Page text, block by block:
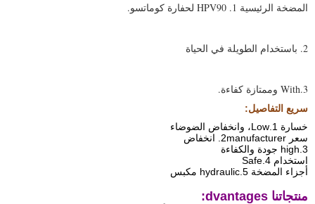
المضخة الرئيسية 1. HPV90 لحفارة كوماتسو.
2. باستخدام الطويلة في الحياة
3.With وممتازة كفاءة.
سريع التفاصيل:
خسارة 1.Low، وانخفاض الضوضاء
سعر 2manufacturer. انخفاض
3.high جودة والكفاءة
استخدام 4.Safe
أجزاء المضخة 5.hydraulic مكبس
منتجاتنا dvantages: